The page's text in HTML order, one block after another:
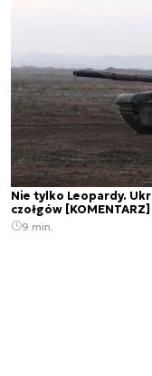
Nie tylko Leopardy.
czołgów [KOMENTARZ]
9 min.